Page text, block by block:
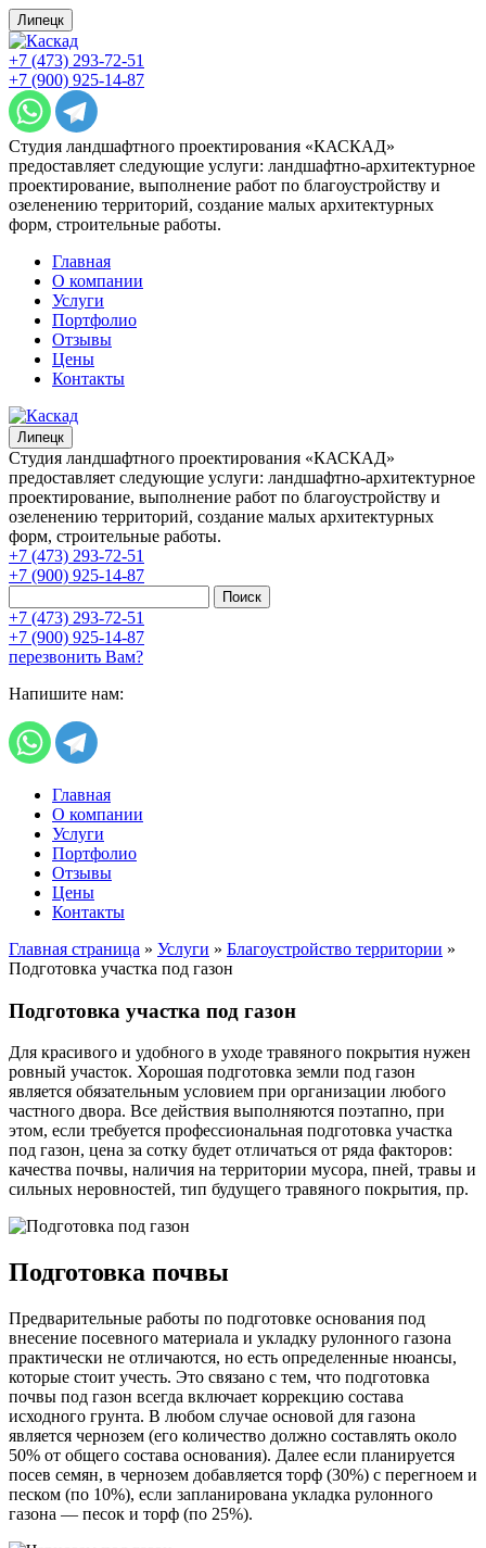
Липецк
+7 (473) 293-72-51
+7 (900) 925-14-87
Студия ландшафтного проектирования «КАСКАД»
предоставляет следующие услуги: ландшафтно-архитектурное
проектирование, выполнение работ по благоустройству и
озеленению территорий, создание малых архитектурных
форм, строительные работы.
Главная
О компании
Услуги
Портфолио
Отзывы
Цены
Контакты
Липецк
Студия ландшафтного проектирования «КАСКАД»
предоставляет следующие услуги: ландшафтно-архитектурное
проектирование, выполнение работ по благоустройству и
озеленению территорий, создание малых архитектурных
форм, строительные работы.
+7 (473) 293-72-51
+7 (900) 925-14-87
Поиск
+7 (473) 293-72-51
+7 (900) 925-14-87
перезвонить Вам?
Напишите нам:
Главная
О компании
Услуги
Портфолио
Отзывы
Цены
Контакты
Главная страница » Услуги » Благоустройство территории »
Подготовка участка под газон
Подготовка участка под газон
Для красивого и удобного в уходе травяного покрытия нужен
ровный участок. Хорошая подготовка земли под газон
является обязательным условием при организации любого
частного двора. Все действия выполняются поэтапно, при
этом, если требуется профессиональная подготовка участка
под газон, цена за сотку будет отличаться от ряда факторов:
качества почвы, наличия на территории мусора, пней, травы и
сильных неровностей, тип будущего травяного покрытия, пр.
Подготовка почвы
Предварительные работы по подготовке основания под
внесение посевного материала и укладку рулонного газона
практически не отличаются, но есть определенные нюансы,
которые стоит учесть. Это связано с тем, что подготовка
почвы под газон всегда включает коррекцию состава
исходного грунта. В любом случае основой для газона
является чернозем (его количество должно составлять около
50% от общего состава основания). Далее если планируется
посев семян, в чернозем добавляется торф (30%) с перегноем и
песком (по 10%), если запланирована укладка рулонного
газона — песок и торф (по 25%).